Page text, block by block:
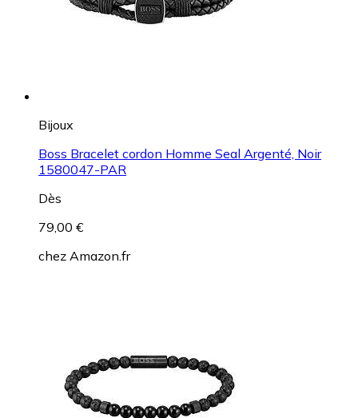
Bijoux
Boss Bracelet cordon Homme Seal Argenté, Noir
1580047-PAR
Dès
79,00 €
chez Amazon.fr